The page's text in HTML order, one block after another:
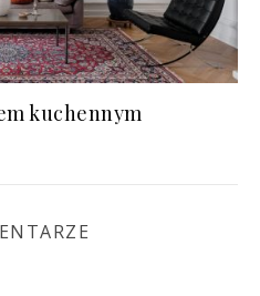
kuchennym